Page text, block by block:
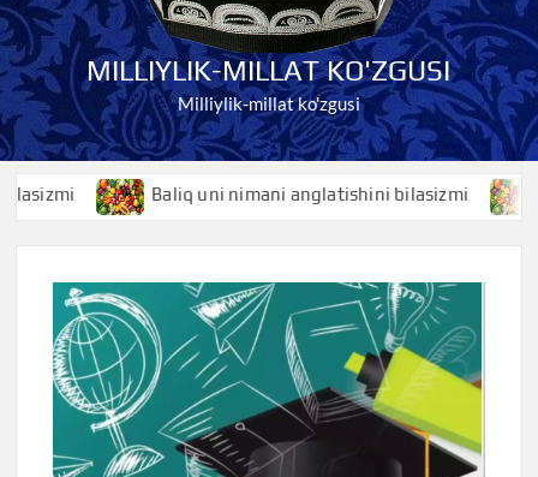
MILLIYLIK-MILLAT KO'ZGUSI
Milliylik-millat ko'zgusi
Baliq uni nimani anglatishini bilasizmi